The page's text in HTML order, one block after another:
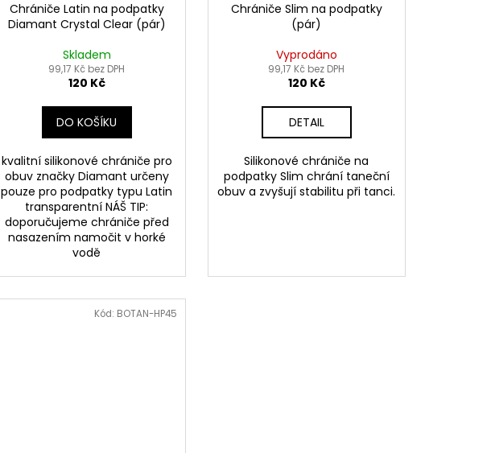
Chrániče Latin na podpatky
Diamant Crystal Clear (pár)
Skladem
99,17 Kč bez DPH
120 Kč
DO KOŠÍKU
kvalitní silikonové chrániče pro
obuv značky Diamant určeny
pouze pro podpatky typu Latin
transparentní NÁŠ TIP:
doporučujeme chrániče před
nasazením namočit v horké
vodě
Chrániče Slim na podpatky
(pár)
Vyprodáno
99,17 Kč bez DPH
120 Kč
DETAIL
Silikonové chrániče na
podpatky Slim chrání taneční
obuv a zvyšují stabilitu při tanci.
Kód: BOTAN-HP45